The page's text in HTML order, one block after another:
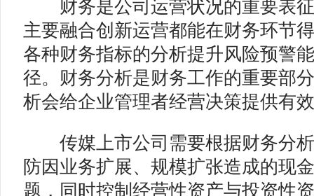
财务是公司运营状况的重要表征
主要融合创新运营都能在财务环节
各种财务指标的分析提升风险预警
径。财务分析是财务工作的重要部
析会给企业管理者经营决策提供有
传媒上市公司需要根据财务分析
防因业务扩展、规模扩张造成的现
题，同时控制经营性资产与投资性